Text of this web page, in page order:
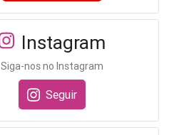
Instagram
Siga-nos no Instagram
Seguir